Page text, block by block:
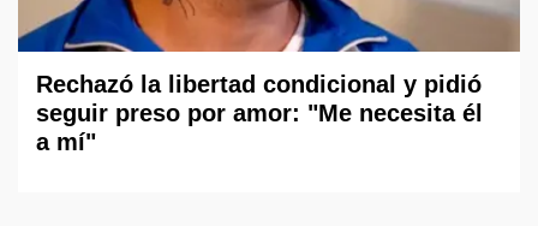
Rechazó la libertad condicional y pidió
seguir preso por amor: "Me necesita él
a mí"